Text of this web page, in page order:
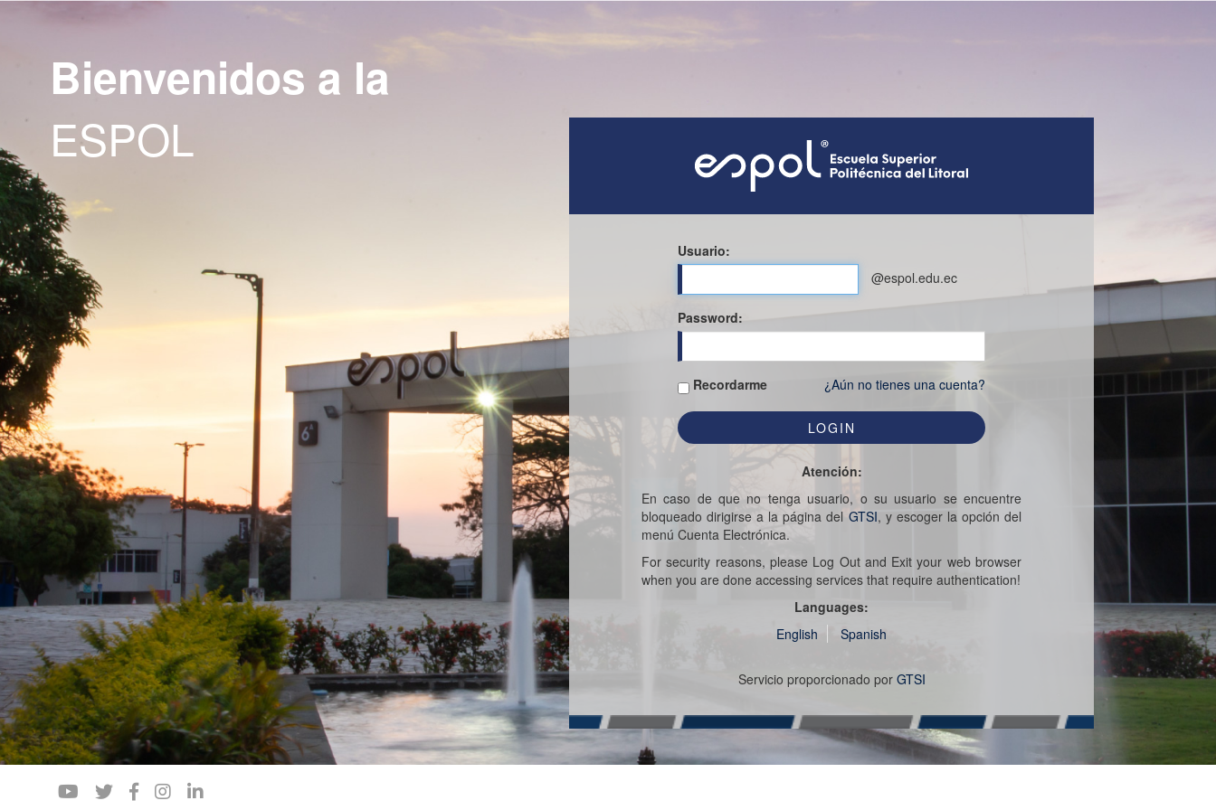
Bienvenidos a la
ESPOL
Usuario:
@espol.edu.ec
Password:
Recordarme ¿Aún no tienes una cuenta?
Atención:
En caso de que no tenga usuario, o su usuario se encuentre
bloqueado dirigirse a la página del GTSI, y escoger la opción del
menú Cuenta Electrónica.
For security reasons, please Log Out and Exit your web browser
when you are done accessing services that require authentication!
Languages:
English
Spanish
Servicio proporcionado por GTSI